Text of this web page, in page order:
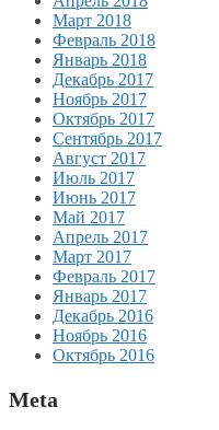
Март 2018
Февраль 2018
Январь 2018
Декабрь 2017
Ноябрь 2017
Октябрь 2017
Сентябрь 2017
Август 2017
Июль 2017
Июнь 2017
Май 2017
Апрель 2017
Март 2017
Февраль 2017
Январь 2017
Декабрь 2016
Ноябрь 2016
Октябрь 2016
Meta